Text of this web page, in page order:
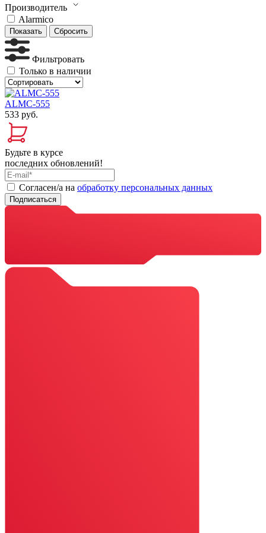
Производитель
Alarmico
Показать Сбросить
Фильтровать
Только в наличии
ALMC-555
533 руб.
Будьте в курсе
последних обновлений!
Cогласен/а на обработку персональных данных
Подписаться